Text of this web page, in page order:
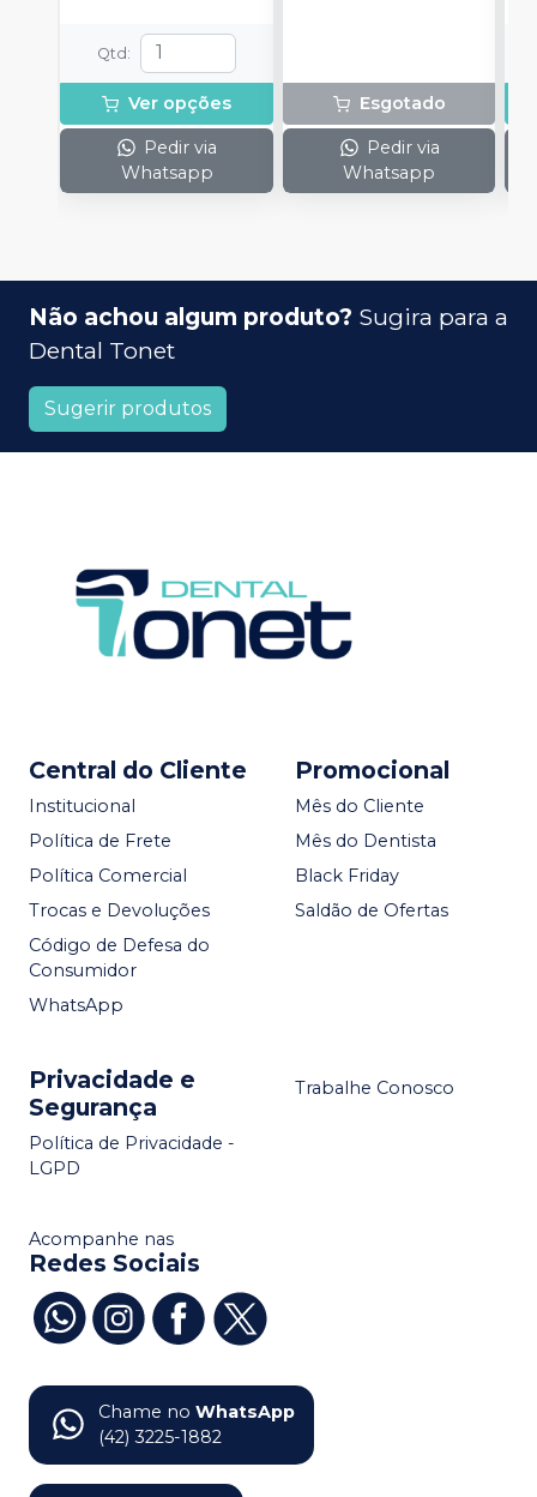
Qtd :
Ver opções
Pedir via
Whatsapp
Esgotado
Pedir via
Whatsapp
Não achou algum produto? Sugira para a
Dental Tonet
Sugerir produtos
Central do Cliente
Institucional
Política de Frete
Política Comercial
Trocas e Devoluções
Código de Defesa do
Consumidor
WhatsApp
Promocional
Mês do Cliente
Mês do Dentista
Black Friday
Saldão de Ofertas
Privacidade e
Segurança
Política de Privacidade -
LGPD
Trabalhe Conosco
Acompanhe nas
Redes Sociais
Chame no WhatsApp
(42) 3225-1882